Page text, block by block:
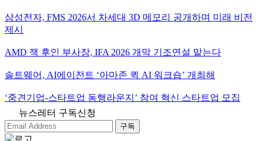
삼성전자, FMS 2026서 차세대 3D 메모리 공개하며 미래 비전
제시
AMD 잭 후인 부사장, IFA 2026 개막 기조연설 맡는다
솔트웨어, AI에이전트 ‘아마존 퀵 AI 워크숍’ 개최해
‘중견기업-스타트업 동행라운지’ 참여 혁신 스타트업 모집
뉴스레터 구독신청
구독